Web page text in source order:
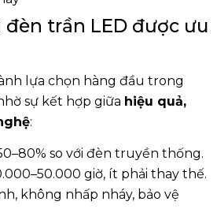
đèn trần LED được ưu
lựa chọn hàng đầu trong
sự kết hợp giữa hiệu quả,
:
so với đèn truyền thống.
giờ, ít phải thay thế.
không nhấp nháy, bảo vệ